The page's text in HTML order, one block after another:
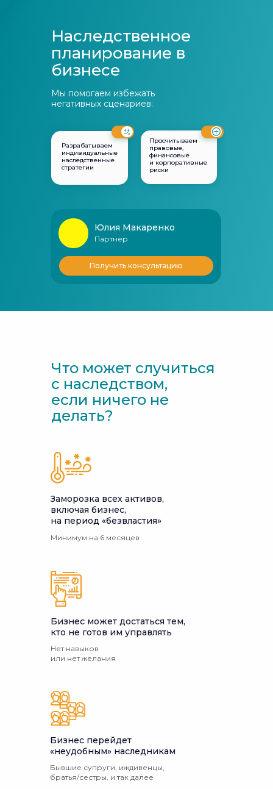
Наследственное
планирование в
бизнесе
Мы помогаем избежать
негативных сценариев:
Получить консультацию
Юлия Макаренко
Партнер
Просчитываем
правовые,
финансовые
и корпоративные
риски
Разрабатываем
индивидуальные
наследственные
стратегии
Что может случиться
с наследством,
если ничего не
делать?
Заморозка всех активов,
включая бизнес,
на период «безвластия»
Минимум на 6 месяцев
Бизнес перейдет
«неудобным» наследникам
Бывшие супруги, иждивенцы,
братья/сестры, и так далее
Бизнес может достаться тем,
кто не готов им управлять
Нет навыков
или нет желания